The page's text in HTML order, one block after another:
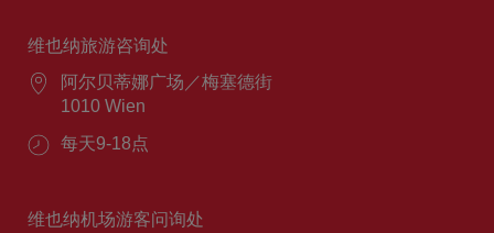
维也纳旅游咨询处
阿尔贝蒂娜广场／梅塞德街
1010 Wien
每天9-18点
维也纳机场游客问询处